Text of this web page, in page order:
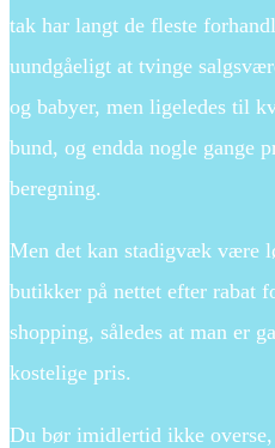
tak har langt de fleste
uundgåeligt at tvinge
og babyer, men ligeledes til
bund, og endda nogle gange
beregning.
Men det kan stadigvæk være
butikker på nettet efter rabat
shopping, således at man er
kostelige pris.
Du bør imidlertid ikke